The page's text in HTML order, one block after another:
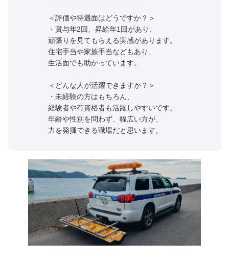
＜評価や待遇面はどうですか？＞
・賞与年2回、昇給年1回があり、
頑張りを見てもらえる実感があります。
住宅手当や家族手当などもあり、
生活面でも助かっています。
＜どんな人が活躍できますか？＞
・未経験の方はもちろん、
経験者や有資格者も活躍しやすいです。
年齢や性別を問わず、幅広い方が、
力を発揮できる職場だと思います。